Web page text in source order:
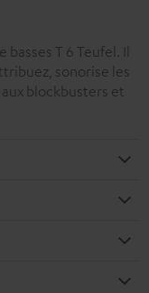
T 6 Teufel. Il
sonorise les
blockbusters et